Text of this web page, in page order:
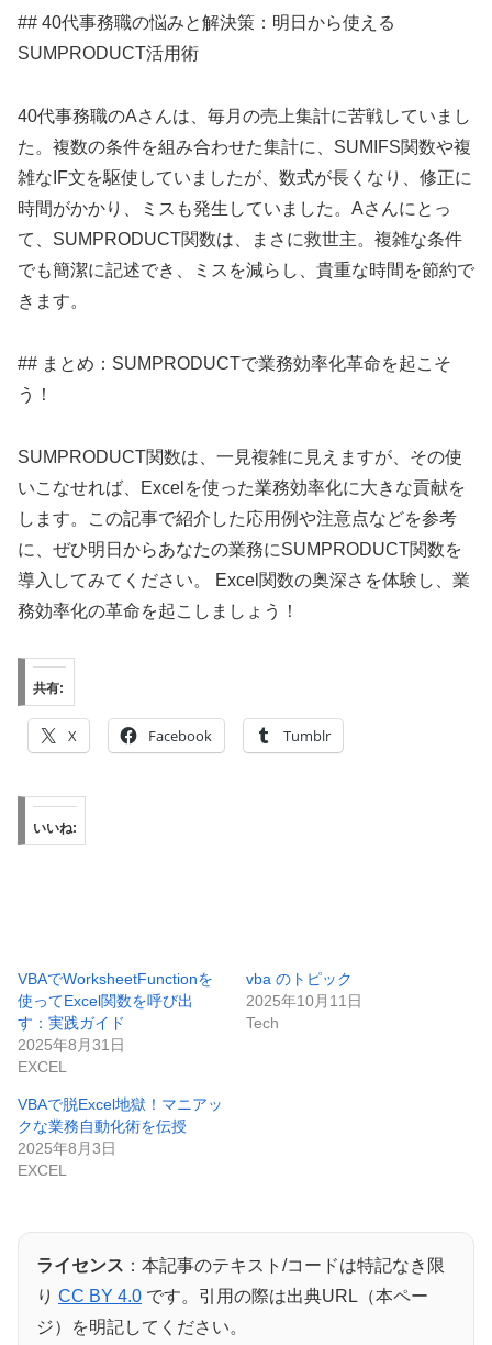
## 40代事務職の悩みと解決策：明日から使える
SUMPRODUCT活用術
40代事務職のAさんは、毎月の売上集計に苦戦していまし
た。複数の条件を組み合わせた集計に、SUMIFS関数や複
雑なIF文を駆使していましたが、数式が長くなり、修正に
時間がかかり、ミスも発生していました。Aさんにとっ
て、SUMPRODUCT関数は、まさに救世主。複雑な条件
でも簡潔に記述でき、ミスを減らし、貴重な時間を節約で
きます。
## まとめ：SUMPRODUCTで業務効率化革命を起こそ
う！
SUMPRODUCT関数は、一見複雑に見えますが、その使
いこなせれば、Excelを使った業務効率化に大きな貢献を
します。この記事で紹介した応用例や注意点などを参考
に、ぜひ明日からあなたの業務にSUMPRODUCT関数を
導入してみてください。 Excel関数の奥深さを体験し、業
務効率化の革命を起こしましょう！
共有:
X Facebook Tumblr
いいね:
VBAでWorksheetFunctionを
使ってExcel関数を呼び出
す：実践ガイド
2025年8月31日
EXCEL
vba のトピック
2025年10月11日
Tech
VBAで脱Excel地獄！マニアッ
クな業務自動化術を伝授
2025年8月3日
EXCEL
ライセンス ：本記事のテキスト/コードは特記なき限
り CC BY 4.0 です。引用の際は出典URL（本ペー
ジ）を明記してください。